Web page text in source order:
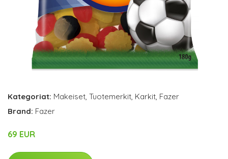
Kategoriat: Makeiset, Tuotemerkit, Karkit, Fazer
Brand: Fazer
69 EUR